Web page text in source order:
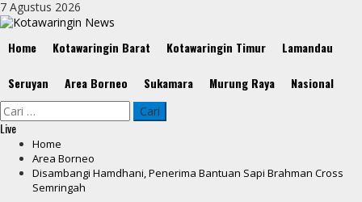
Skip
to
7 Agustus 2026
Menu
Home Kotawaringin Barat Kotawaringin Timur Lamandau
Seruyan Area Borneo Sukamara Murung Raya Nasional
Cari
untuk:
Live
Home
Area Borneo
Disambangi Hamdhani, Penerima Bantuan Sapi Brahman Cross
Semringah